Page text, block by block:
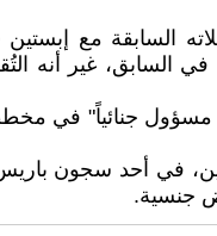
السابقة مع
في السابق، غير أنه
مسؤول جنائياً" في